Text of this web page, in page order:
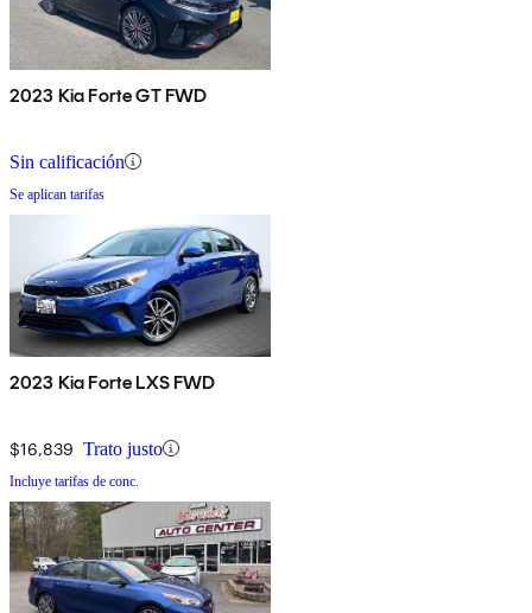
2023 Kia Forte GT FWD
Sin calificación
Se aplican tarifas
2023 Kia Forte LXS FWD
$16,839 Trato justo
Incluye tarifas de conc.